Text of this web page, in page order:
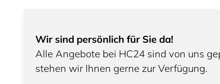
Wir sind persönlich für Sie da!
Alle Angebote bei HC24 sind von uns
stehen wir Ihnen gerne zur Verfügung.